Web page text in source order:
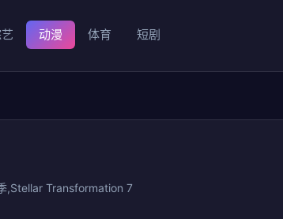
动漫 体育 短剧
,Stellar Transformation 7